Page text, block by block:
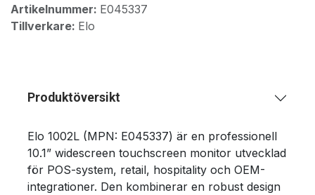
Artikelnummer: E045337
Tillverkare: Elo
Produktöversikt
Elo 1002L (MPN: E045337) är en professionell
10.1” widescreen touchscreen monitor utvecklad
för POS-system, retail, hospitality och OEM-
integrationer. Den kombinerar en robust design